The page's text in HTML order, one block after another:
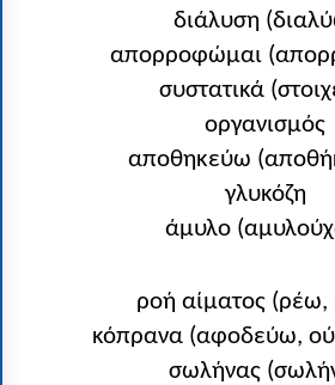
διάλυση
απορροφώμαι
συστατικά
οργανισμός
αποθηκεύω
γλυκόζη
άμυλο
ροή αίματος (ρέω,
κόπρανα (αφοδεύω,
σωλήνας